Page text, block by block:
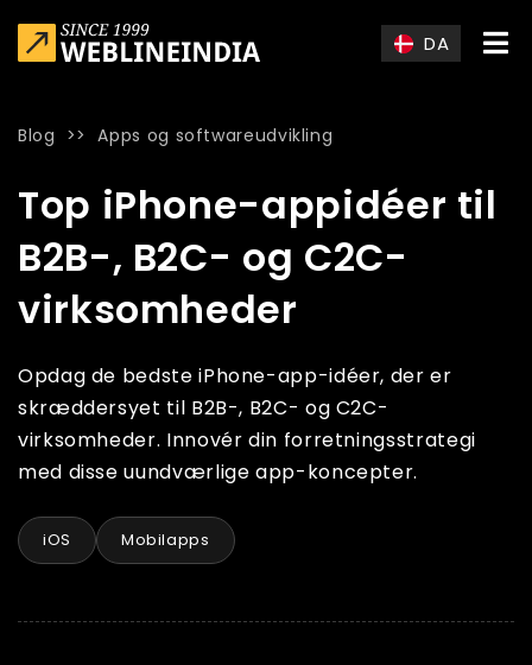
DA
Blog >>Apps og softwareudvikling
Top iPhone-appidéer til
B2B-, B2C- og C2C-
virksomheder
Opdag de bedste iPhone-app-idéer, der er
skræddersyet til B2B-, B2C- og C2C-
virksomheder. Innovér din forretningsstrategi
med disse uundværlige app-koncepter.
iOS Mobilapps